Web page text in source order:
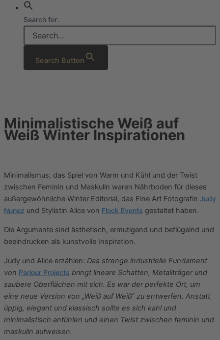
Search for:
Search Button
Minimalistische Weiß auf
Weiß Winter Inspirationen
Minimalismus, das Spiel von Warm und Kühl und der Twist
zwischen Feminin und Maskulin waren Nährboden für dieses
außergewöhnliche Winter Editorial, das Fine Art Fotografin Judy
Nunez und Stylistin Alice von Flock Events gestaltet haben.
Die Argumente sind ästhetisch, ermutigend und beflügelnd und
beeindrucken als kunstvolle Inspiration.
Judy und Alice erzählen: Das strenge industrielle Fundament
von Parlour Projects bringt lineare Schatten, Metallträger und
saubere Oberflächen mit sich. Es war der perfekte Ort, um
eine neue Version von „Weiß auf Weiß“ zu entwerfen. Anstatt
üppig, elegant und klassisch sollte es sich kahl und
minimalistisch anfühlen und einen Twist zwischen feminin und
maskulin aufweisen.